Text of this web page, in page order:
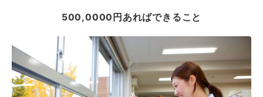
500,0000円あればできること